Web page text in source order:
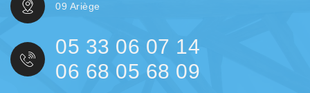
09 Ariège
05 33 06 07 14
06 68 05 68 09